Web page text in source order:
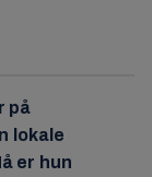
på
lokale
er hun